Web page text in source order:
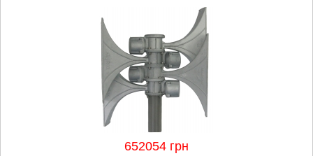
652054 грн